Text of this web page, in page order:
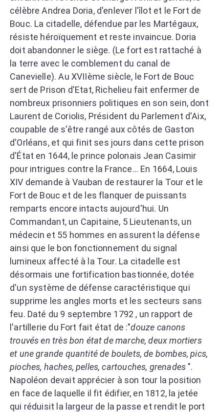
célèbre Andrea Doria, d'enlever l'îlot et le Fort de
Bouc. La citadelle, défendue par les Martégaux,
résiste héroïquement et reste invaincue. Doria
doit abandonner le siège. (Le fort est rattaché à
la terre avec le comblement du canal de
Canevielle). Au XVIIème siècle, le Fort de Bouc
sert de Prison d'Etat, Richelieu fait enfermer de
nombreux prisonniers politiques en son sein, dont
Laurent de Coriolis, Président du Parlement d'Aix,
coupable de s'être rangé aux côtés de Gaston
d'Orléans, et qui finit ses jours dans cette prison
d'État en 1644, le prince polonais Jean Casimir
pour intrigues contre la France... En 1664, Louis
XIV demande à Vauban de restaurer la Tour et le
Fort de Bouc et de les flanquer de puissants
remparts encore intacts aujourd'hui. Un
Commandant, un Capitaine, 5 Lieutenants, un
médecin et 55 hommes en assurent la défense
ainsi que le bon fonctionnement du signal
lumineux affecté à la Tour. La citadelle est
désormais une fortification bastionnée, dotée
d'un système de défense caractéristique qui
supprime les angles morts et les secteurs sans
feu. Daté du 9 septembre 1792 , un rapport de
l'artillerie du Fort fait état de :"douze canons
trouvés en très bon état de marche, deux mortiers
et une grande quantité de boulets, de bombes, pics,
pioches, haches, pelles, cartouches, grenades ".
Napoléon devait apprécier à son tour la position
en face de laquelle il fit édifier, en 1812, la jetée
qui réduisit la largeur de la passe et rendit le port